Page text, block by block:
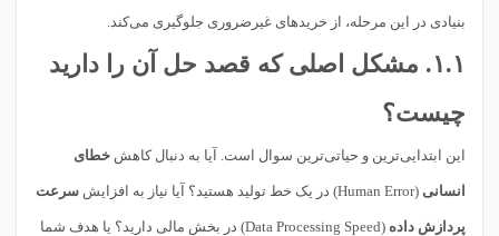
بنیادی در این مرحله، از خریدهای غیرضروری جلوگیری می‌کند.
۱.۱. مشکل اصلی که قصد حل آن را دارید
چیست؟
این ابتدایی‌ترین و حیاتی‌ترین سوال است. آیا به دنبال کاهش خطای
انسانی (Human Error) در یک خط تولید هستید؟ آیا نیاز به افزایش سرعت
پردازش داده (Data Processing Speed) در بخش مالی دارید؟ یا هدف شما